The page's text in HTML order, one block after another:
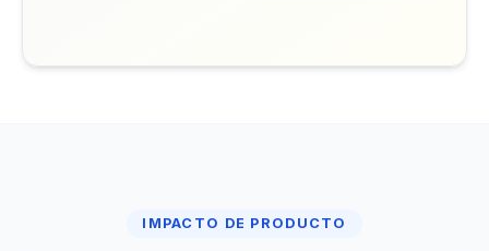
IMPACTO DE PRODUCTO